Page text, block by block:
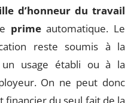
d’honneur du travail
primeautomatique. Le
reste soumis à la
un usage établi ou à la
On ne peut donc
financier du seul fait de la